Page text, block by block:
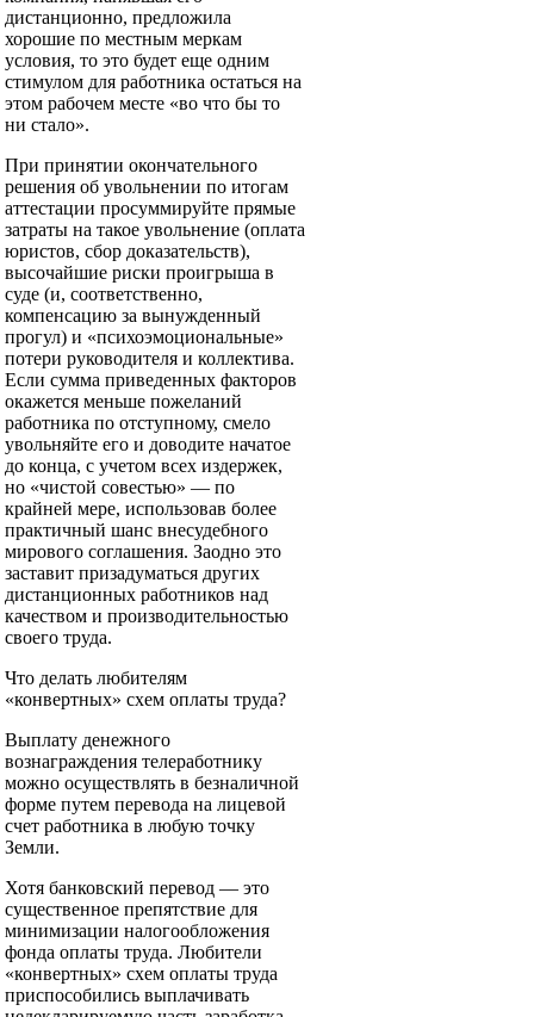
дистанционно, предложила
хорошие по местным меркам
условия, то это будет еще одним
стимулом для работника остаться на
этом рабочем месте «во что бы то
ни стало».
При принятии окончательного
решения об увольнении по итогам
аттестации просуммируйте прямые
затраты на такое увольнение (оплата
юристов, сбор доказательств),
высочайшие риски проигрыша в
суде (и, соответственно,
компенсацию за вынужденный
прогул) и «психоэмоциональные»
потери руководителя и коллектива.
Если сумма приведенных факторов
окажется меньше пожеланий
работника по отступному, смело
увольняйте его и доводите начатое
до конца, с учетом всех издержек,
но «чистой совестью» — по
крайней мере, использовав более
практичный шанс внесудебного
мирового соглашения. Заодно это
заставит призадуматься других
дистанционных работников над
качеством и производительностью
своего труда.
Что делать любителям
«конвертных» схем оплаты труда?
Выплату денежного
вознаграждения телеработнику
можно осуществлять в безналичной
форме путем перевода на лицевой
счет работника в любую точку
Земли.
Хотя банковский перевод — это
существенное препятствие для
минимизации налогообложения
фонда оплаты труда. Любители
«конвертных» схем оплаты труда
приспособились выплачивать